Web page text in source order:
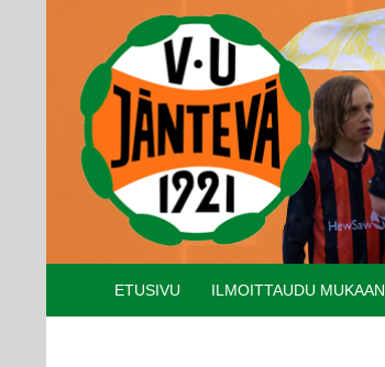
ETUSIVU
ILMOITTAUDU MUKAAN